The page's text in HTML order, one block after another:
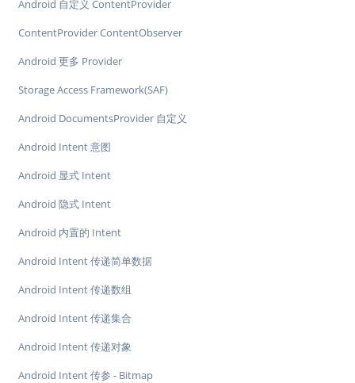
Android 自定义 ContentProvider
ContentProvider ContentObserver
Android 更多 Provider
Storage Access Framework(SAF)
Android DocumentsProvider 自定义
Android Intent 意图
Android 显式 Intent
Android 隐式 Intent
Android 内置的 Intent
Android Intent 传递简单数据
Android Intent 传递数组
Android Intent 传递集合
Android Intent 传递对象
Android Intent 传参 - Bitmap